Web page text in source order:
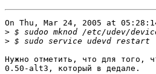
On Thu, Mar 24, 2005 at
>
>
Нужно отметить, что для того,
0.50-alt3, который в дедале.